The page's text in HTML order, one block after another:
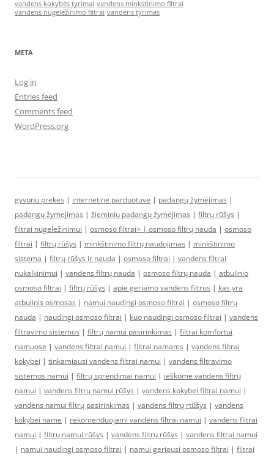
vandens kokybės tyrimai vandens minkstinimo filtrai
vandens nugeležinimo filtrai vandens tyrimas
META
Log in
Entries feed
Comments feed
WordPress.org
gyvunu prekes | internetine parduotuve | padangų žymėjimas |
padangų žymėjimas | žieminių padangų žymėjimas | filtrų rūšys |
filtrai nugeležinimui | osmoso filtrai> | osmoso filtrų nauda | osmoso
filtrai | filtrų rūšys | minkštinimo filtrų naudojimas | minkštinimo
sistema | filtrų rūšys ir nauda | osmoso filtrai | vandens filtrai
nukalkinimui | vandens filtrų nauda | osmoso filtrų nauda | atbulinio
osmoso filtrai | filtrų rūšys | apie geriamo vandens filtrus | kas yra
atbulinis osmosas | namui naudingi osmoso filtrai | osmoso filtrų
nauda | naudingi osmoso filtrai | kuo naudingi osmoso filtrai | vandens
filtravimo sistemos | filtrų namui pasirinkimas | filtrai komfortui
namuose | vandens filtrai namui | filtrai namams | vandens filtrai
kokybei | tinkamiausi vandens filtrai namui | vandens filtravimo
sistemos namui | filtrų sprendimai namui | ieškome vandens filtrų
namui | vandens filtrų namui rūšys | vandens kokybei filtrai namui |
vandens namui filtrų pasirinkimas | vandens filtrų rtūšys | vandens
kokybei name | rekomenduojami vandens filtrai namui | vandens filtrai
namui | filtrų namui rūšys | vandens filtrų rūšys | vandens filtrai namui
| namui naudingi osmoso filtrai | namui geriausi osmoso filtrai | filtrai